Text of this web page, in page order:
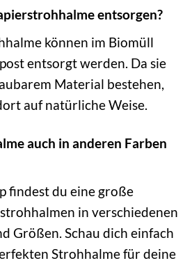
entsorgen?
können im Biomüll
entsorgt werden. Da sie
Material bestehen,
auf natürliche Weise.
auch in anderen Farben
findest du eine große
in verschiedenen
Größen. Schau dich einfach
Strohhalme für deine